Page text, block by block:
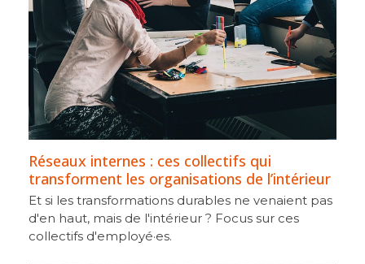
Réseaux internes : ces collectifs qui
transforment les organisations de l’intérieur
Et si les transformations durables ne venaient pas
d'en haut, mais de l'intérieur ? Focus sur ces
collectifs d'employé·es.